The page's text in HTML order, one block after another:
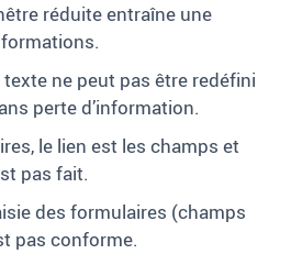
réduite entraîne une
texte ne peut pas être redéfini
perte d’information.
le lien est les champs et
pas fait.
des formulaires (champs
pas conforme.